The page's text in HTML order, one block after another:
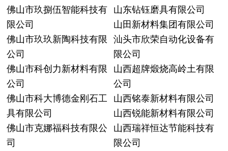
佛山市玖捌伍智能科技有
限公司
佛山市玖玖新陶科技有限
公司
佛山市科创力新材料有限
公司
佛山市科大博德金刚石工
具有限公司
佛山市克娜福科技有限公
司
山东钻钰磨具有限公司
山田新材料集团有限公司
汕头市欣荣自动化设备有
限公司
山西超牌煅烧高岭土有限
公司
山西铭泰新材料有限公司
山西锐能新材料有限公司
山西瑞祥恒达节能科技有
限公司